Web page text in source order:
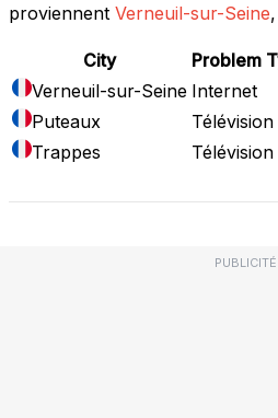
proviennent Verneuil-sur-Seine
City Problem
Verneuil-sur-Seine Internet
Puteaux
Télévision
Trappes
Télévision
PUBLICITÉ